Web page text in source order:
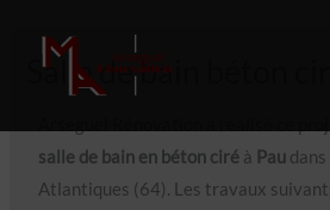
Salle de bain béton
salle de bain en béton ciré à Pau
Atlantiques (64). Les travaux